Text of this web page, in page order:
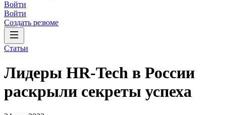
Войти
Войти
Создать резюме
Статьи
Лидеры HR-Tech в России
раскрыли секреты успеха